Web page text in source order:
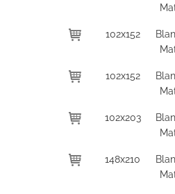
102x152
102x152
102x203
148x210